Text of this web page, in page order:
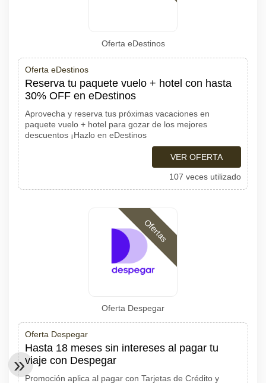
Oferta eDestinos
Oferta eDestinos
Reserva tu paquete vuelo + hotel con hasta
30% OFF en eDestinos
Aprovecha y reserva tus próximas vacaciones en
paquete vuelo + hotel para gozar de los mejores
descuentos ¡Hazlo en eDestinos
VER OFERTA
107 veces utilizado
Ofertas
Oferta Despegar
Oferta Despegar
Hasta 18 meses sin intereses al pagar tu
viaje con Despegar
Promoción aplica al pagar con Tarjetas de Crédito y